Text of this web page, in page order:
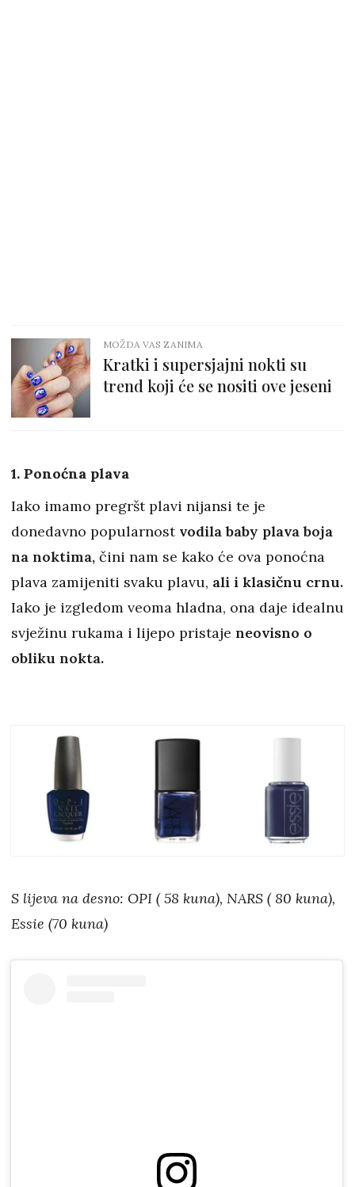
MOŽDA VAS ZANIMA
Kratki i supersjajni nokti su
trend koji će se nositi ove jeseni
1. Ponoćna plava
Iako imamo pregršt plavi nijansi te je
donedavno popularnostvodila baby plava boja
na noktima, čini nam se kako će ova ponoćna
plava zamijeniti svaku plavu, ali i klasičnu crnu.
Iako je izgledom veoma hladna, ona daje idealnu
svježinu rukama i lijepo pristaje neovisno o
obliku nokta.
S lijeva na desno: OPI ( 58 kuna), NARS ( 80 kuna),
Essie (70 kuna)